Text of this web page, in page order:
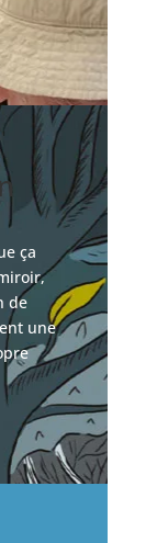
ça
de
une